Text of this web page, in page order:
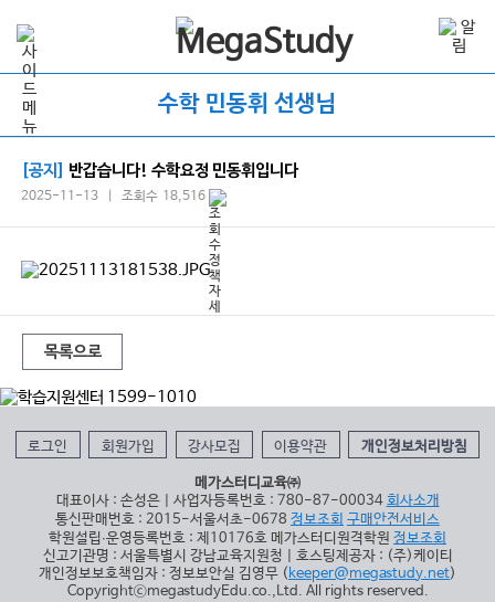
수학 민동휘 선생님
[공지] 반갑습니다! 수학요정 민동휘입니다
2025-11-13 | 조회수 18,516
목록으로
로그인 회원가입 강사모집 이용약관 개인정보처리방침
메가스터디교육㈜
대표이사 : 손성은 | 사업자등록번호 : 780-87-00034 회사소개
통신판매번호 : 2015-서울서초-0678 정보조회 구매안전서비스
학원설립∙운영등록번호 : 제10176호 메가스터디원격학원 정보조회
신고기관명 : 서울특별시 강남교육지원청 | 호스팅제공자 : (주)케이티
개인정보보호책임자 : 정보보안실 김영무 (keeper@megastudy.net)
CopyrightⓒmegastudyEdu.co.,Ltd. All rights reserved.